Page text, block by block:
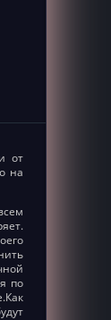
от
на
по